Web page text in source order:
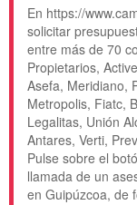
En https://
solicitar
entre más de 70
Propietarios,
Asefa, Meridiano,
Metropolis, Fiatc,
Legalitas, Unión
Antares, Verti,
Pulse sobre el
llamada de un
en Guipúzcoa, de